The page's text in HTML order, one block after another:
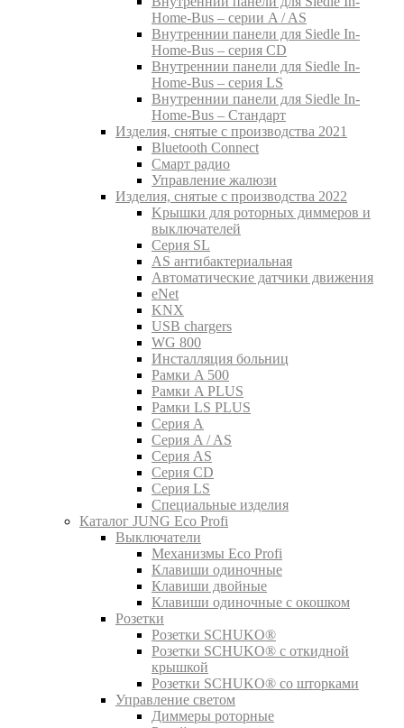
Home-Bus – серии A / AS
Внутреннии панели для Siedle In-
Home-Bus – серия CD
Внутреннии панели для Siedle In-
Home-Bus – серия LS
Внутреннии панели для Siedle In-
Home-Bus – Стандарт
Изделия, снятые с производства 2021
Bluetooth Connect
Смарт радио
Управление жалюзи
Изделия, снятые с производства 2022
Kрышки для роторных диммеров и
выключателей
Серия SL
AS антибактериальная
Aвтоматические датчики движения
eNet
KNX
USB chargers
WG 800
Инсталляция больниц
Рамки A 500
Рамки A PLUS
Рамки LS PLUS
Серия A
Серия A / AS
Серия AS
Серия CD
Серия LS
Специальные изделия
Каталог JUNG Eco Profi
Выключатели
Механизмы Eco Profi
Клавиши одиночные
Клавиши двойные
Клавиши одиночные с окошком
Розетки
Розетки SCHUKO®
Розетки SCHUKO® с откидной
крышкой
Розетки SCHUKO® со шторками
Управление светом
Диммеры роторные